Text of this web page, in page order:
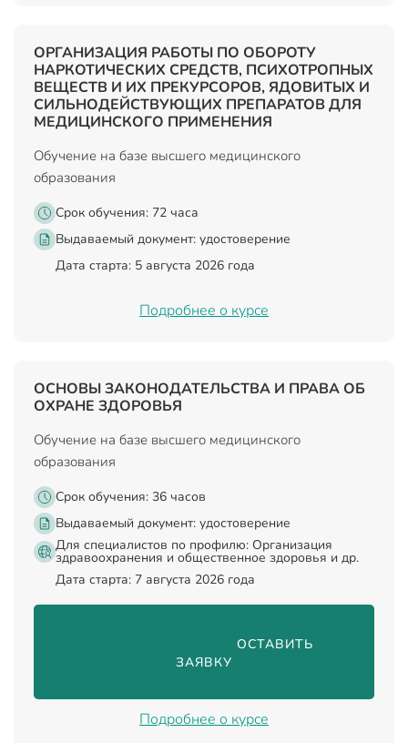
ОРГАНИЗАЦИЯ РАБОТЫ ПО ОБОРОТУ
НАРКОТИЧЕСКИХ СРЕДСТВ, ПСИХОТРОПНЫХ
ВЕЩЕСТВ И ИХ ПРЕКУРСОРОВ, ЯДОВИТЫХ И
СИЛЬНОДЕЙСТВУЮЩИХ ПРЕПАРАТОВ ДЛЯ
МЕДИЦИНСКОГО ПРИМЕНЕНИЯ
Обучение на базе высшего медицинского
образования
Срок обучения: 72 часа
Выдаваемый документ: удостоверение
Дата старта: 5 августа 2026 года
Подробнее о курсе
ОСНОВЫ ЗАКОНОДАТЕЛЬСТВА И ПРАВА ОБ
ОХРАНЕ ЗДОРОВЬЯ
Обучение на базе высшего медицинского
образования
Срок обучения: 36 часов
Выдаваемый документ: удостоверение
Для специалистов по профилю: Организация
здравоохранения и общественное здоровья и др.
Дата старта: 7 августа 2026 года
                                ОСТАВИТЬ
ЗАЯВКУ
Подробнее о курсе